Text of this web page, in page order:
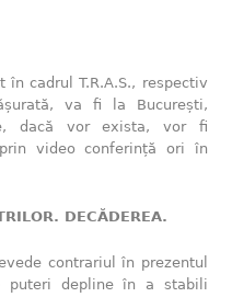
cadrul T.R.A.S., respectiv
va fi la București,
dacă vor exista, vor fi
video conferință ori în
DECĂDEREA.
contrariul în prezentul
puteri depline în a stabili